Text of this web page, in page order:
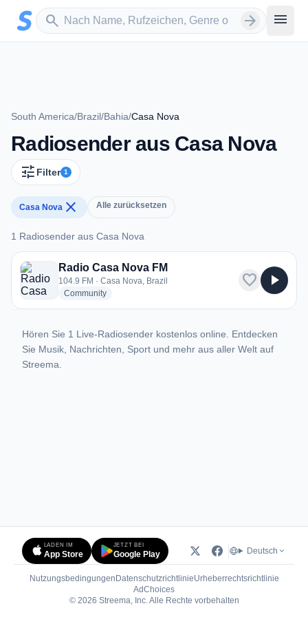
Zum Hauptinhalt springen
search
Sender suchen arrow_forward menu
South America/Brazil/Bahia/Casa Nova
Radiosender aus Casa Nova
tune Filter 1
Casa Nova close Alle zurücksetzen
1 Radiosender aus Casa Nova
1 Radiosender aus Casa Nova
Radio Casa Nova FM
104.9 FM · Casa Nova, Brazil
Communityradio stations
favorite play_arrow
Hören Sie 1 Live-Radiosender kostenlos online. Entdecken
Sie Musik, Nachrichten, Sport und mehr aus aller Welt auf
Streema.
LADEN IM
App Store
JETZT BEI
Google Play Deutsch
Nutzungsbedingungen DatenschutzrichtlinieUrheberrechtsrichtlinie
AdChoices(öffnet in neuem Tab)
© 2026 Streema, Inc. Alle Rechte vorbehalten